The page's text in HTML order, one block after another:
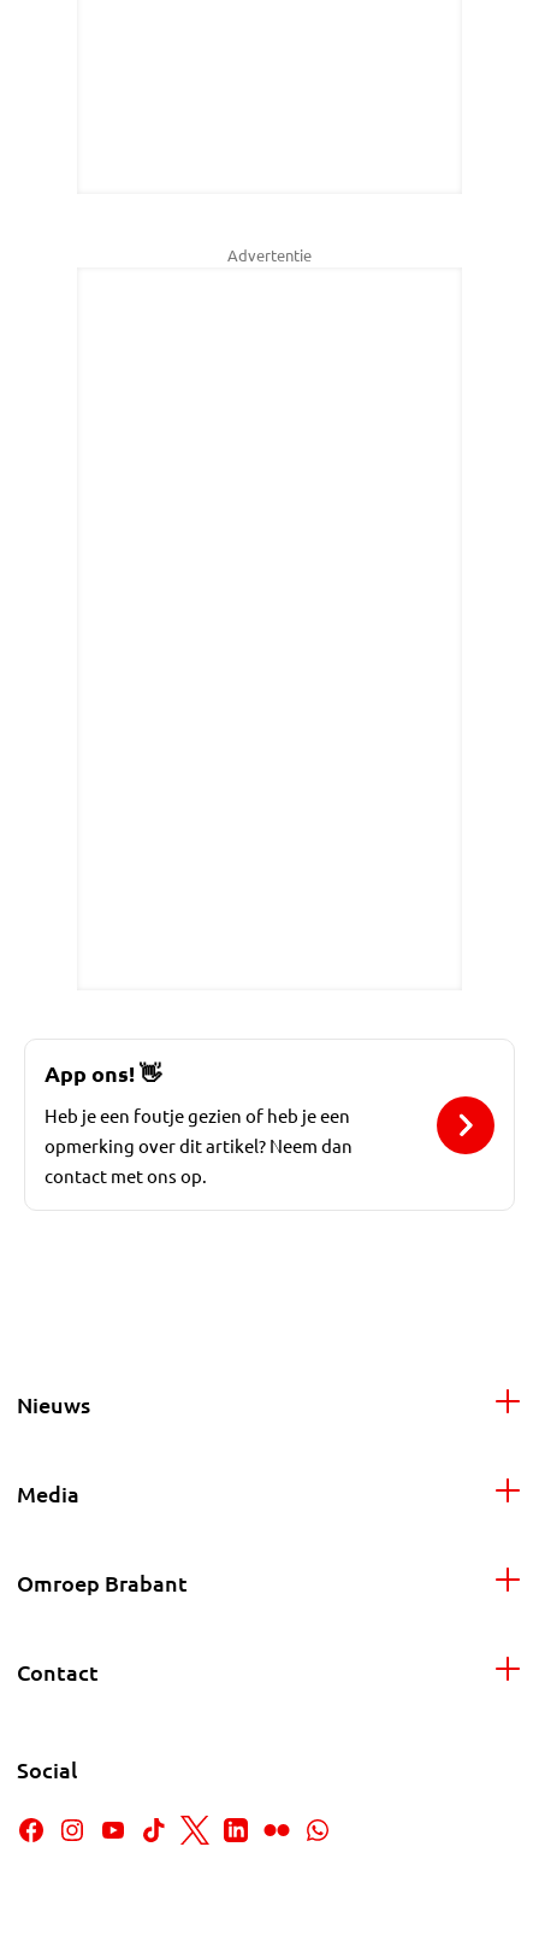
Advertentie
App ons!👋
Heb je een foutje gezien of heb je een
opmerking over dit artikel? Neem dan
contact met ons op.
Nieuws
Media
Omroep Brabant
Contact
Social